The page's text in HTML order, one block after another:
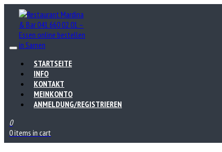
STARTSEITE
INFO
KONTAKT
MEINKONTO
ANMELDUNG/REGISTRIEREN
0
0 items in cart